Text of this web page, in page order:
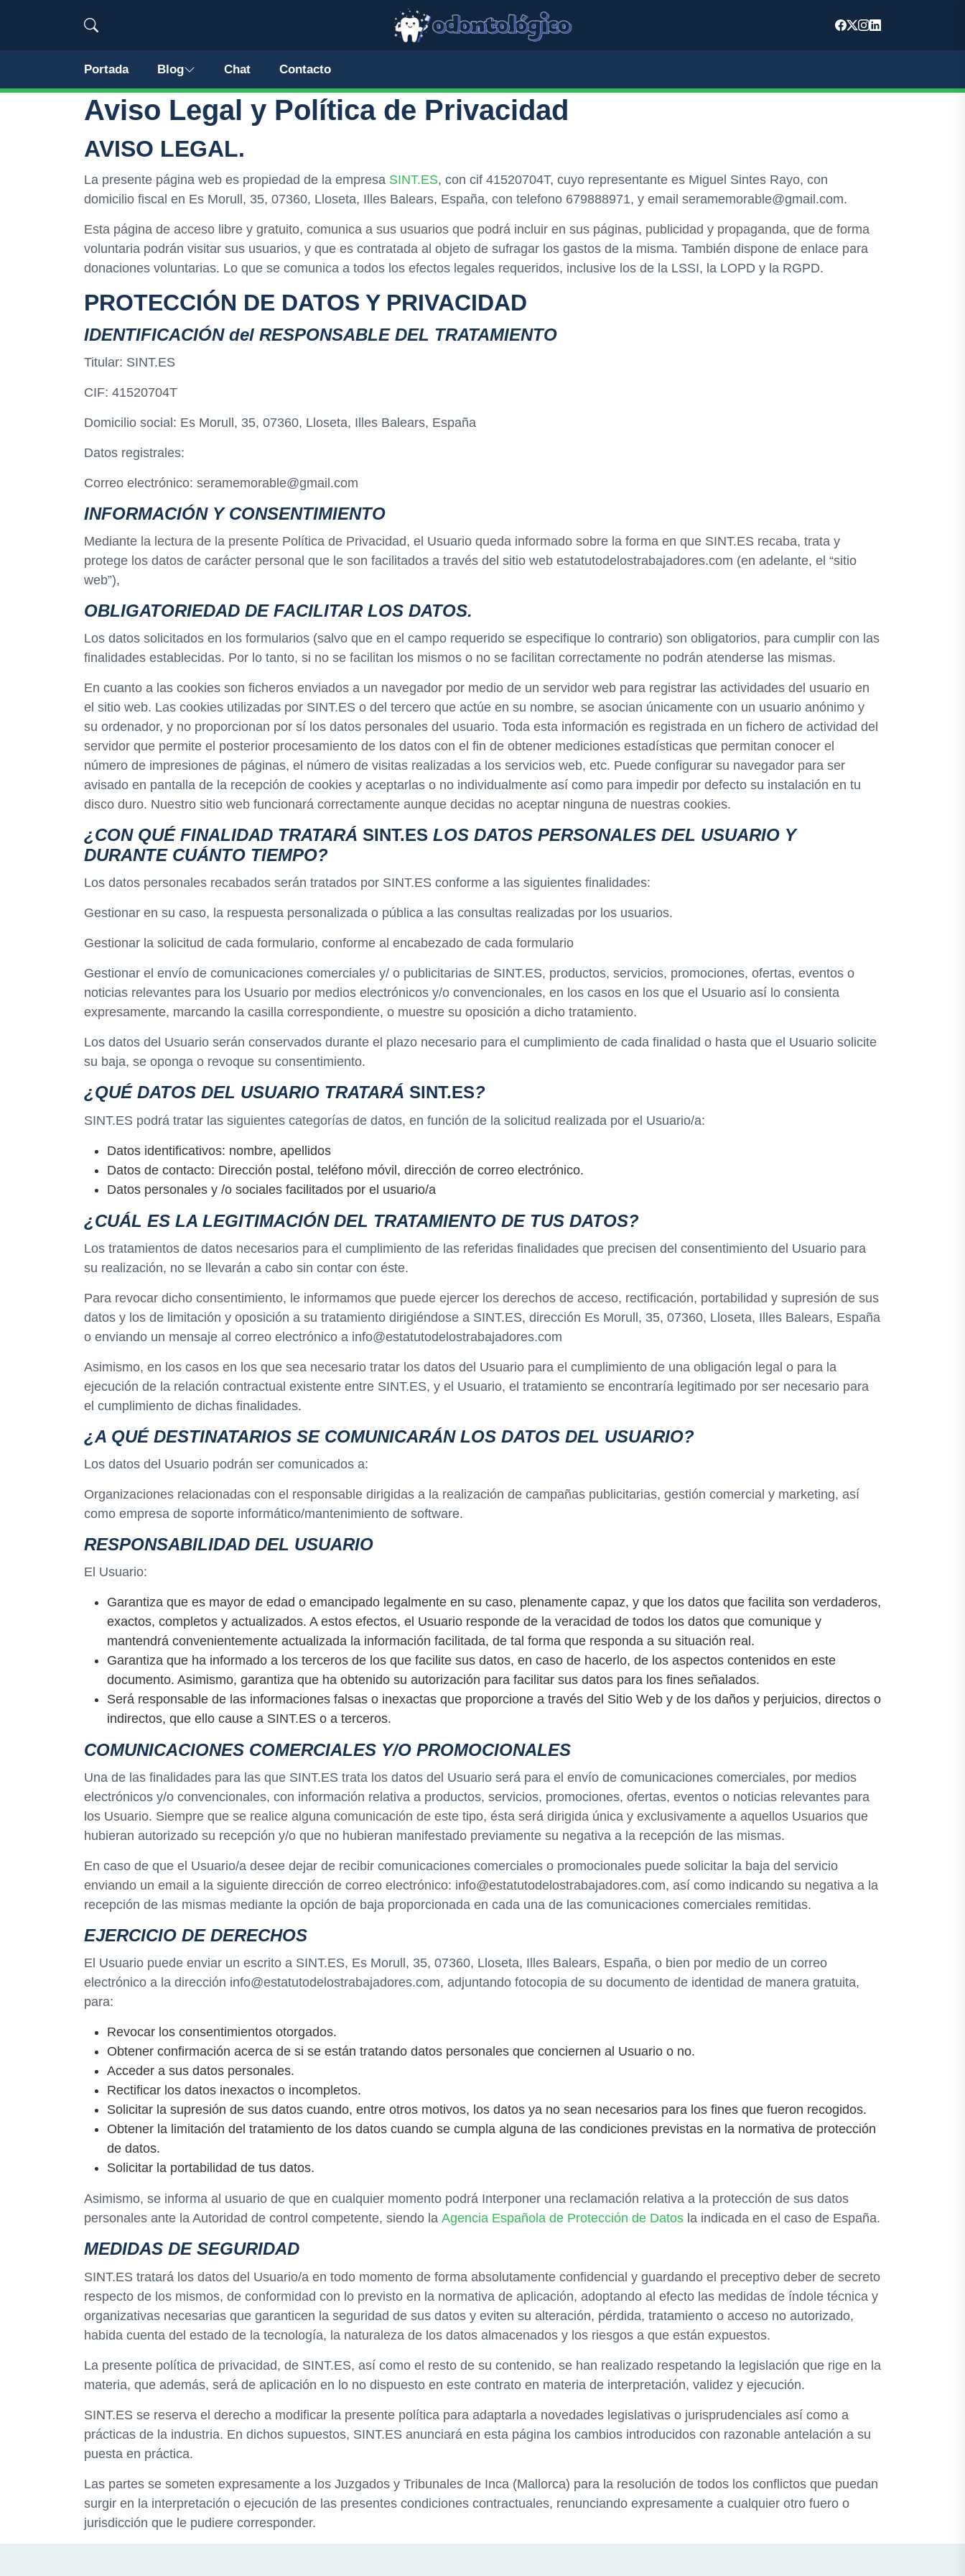
Portada Blog Chat Contacto
Aviso Legal y Política de Privacidad
AVISO LEGAL.
La presente página web es propiedad de la empresa SINT.ES, con cif 41520704T, cuyo representante es Miguel Sintes Rayo, con
domicilio fiscal en Es Morull, 35, 07360, Lloseta, Illes Balears, España, con telefono 679888971, y email seramemorable@gmail.com.
Esta página de acceso libre y gratuito, comunica a sus usuarios que podrá incluir en sus páginas, publicidad y propaganda, que de forma
voluntaria podrán visitar sus usuarios, y que es contratada al objeto de sufragar los gastos de la misma. También dispone de enlace para
donaciones voluntarias. Lo que se comunica a todos los efectos legales requeridos, inclusive los de la LSSI, la LOPD y la RGPD.
PROTECCIÓN DE DATOS Y PRIVACIDAD
IDENTIFICACIÓN del RESPONSABLE DEL TRATAMIENTO
Titular: SINT.ES
CIF: 41520704T
Domicilio social: Es Morull, 35, 07360, Lloseta, Illes Balears, España
Datos registrales:
Correo electrónico: seramemorable@gmail.com
INFORMACIÓN Y CONSENTIMIENTO
Mediante la lectura de la presente Política de Privacidad, el Usuario queda informado sobre la forma en que SINT.ES recaba, trata y
protege los datos de carácter personal que le son facilitados a través del sitio web estatutodelostrabajadores.com (en adelante, el “sitio
web”),
OBLIGATORIEDAD DE FACILITAR LOS DATOS.
Los datos solicitados en los formularios (salvo que en el campo requerido se especifique lo contrario) son obligatorios, para cumplir con las
finalidades establecidas. Por lo tanto, si no se facilitan los mismos o no se facilitan correctamente no podrán atenderse las mismas.
En cuanto a las cookies son ficheros enviados a un navegador por medio de un servidor web para registrar las actividades del usuario en
el sitio web. Las cookies utilizadas por SINT.ES o del tercero que actúe en su nombre, se asocian únicamente con un usuario anónimo y
su ordenador, y no proporcionan por sí los datos personales del usuario. Toda esta información es registrada en un fichero de actividad del
servidor que permite el posterior procesamiento de los datos con el fin de obtener mediciones estadísticas que permitan conocer el
número de impresiones de páginas, el número de visitas realizadas a los servicios web, etc. Puede configurar su navegador para ser
avisado en pantalla de la recepción de cookies y aceptarlas o no individualmente así como para impedir por defecto su instalación en tu
disco duro. Nuestro sitio web funcionará correctamente aunque decidas no aceptar ninguna de nuestras cookies.
¿CON QUÉ FINALIDAD TRATARÁ SINT.ES LOS DATOS PERSONALES DEL USUARIO Y
DURANTE CUÁNTO TIEMPO?
Los datos personales recabados serán tratados por SINT.ES conforme a las siguientes finalidades:
Gestionar en su caso, la respuesta personalizada o pública a las consultas realizadas por los usuarios.
Gestionar la solicitud de cada formulario, conforme al encabezado de cada formulario
Gestionar el envío de comunicaciones comerciales y/ o publicitarias de SINT.ES, productos, servicios, promociones, ofertas, eventos o
noticias relevantes para los Usuario por medios electrónicos y/o convencionales, en los casos en los que el Usuario así lo consienta
expresamente, marcando la casilla correspondiente, o muestre su oposición a dicho tratamiento.
Los datos del Usuario serán conservados durante el plazo necesario para el cumplimiento de cada finalidad o hasta que el Usuario solicite
su baja, se oponga o revoque su consentimiento.
¿QUÉ DATOS DEL USUARIO TRATARÁ SINT.ES?
SINT.ES podrá tratar las siguientes categorías de datos, en función de la solicitud realizada por el Usuario/a:
Datos identificativos: nombre, apellidos
Datos de contacto: Dirección postal, teléfono móvil, dirección de correo electrónico.
Datos personales y /o sociales facilitados por el usuario/a
¿CUÁL ES LA LEGITIMACIÓN DEL TRATAMIENTO DE TUS DATOS?
Los tratamientos de datos necesarios para el cumplimiento de las referidas finalidades que precisen del consentimiento del Usuario para
su realización, no se llevarán a cabo sin contar con éste.
Para revocar dicho consentimiento, le informamos que puede ejercer los derechos de acceso, rectificación, portabilidad y supresión de sus
datos y los de limitación y oposición a su tratamiento dirigiéndose a SINT.ES, dirección Es Morull, 35, 07360, Lloseta, Illes Balears, España
o enviando un mensaje al correo electrónico a info@estatutodelostrabajadores.com
Asimismo, en los casos en los que sea necesario tratar los datos del Usuario para el cumplimiento de una obligación legal o para la
ejecución de la relación contractual existente entre SINT.ES, y el Usuario, el tratamiento se encontraría legitimado por ser necesario para
el cumplimiento de dichas finalidades.
¿A QUÉ DESTINATARIOS SE COMUNICARÁN LOS DATOS DEL USUARIO?
Los datos del Usuario podrán ser comunicados a:
Organizaciones relacionadas con el responsable dirigidas a la realización de campañas publicitarias, gestión comercial y marketing, así
como empresa de soporte informático/mantenimiento de software.
RESPONSABILIDAD DEL USUARIO
El Usuario:
Garantiza que es mayor de edad o emancipado legalmente en su caso, plenamente capaz, y que los datos que facilita son verdaderos,
exactos, completos y actualizados. A estos efectos, el Usuario responde de la veracidad de todos los datos que comunique y
mantendrá convenientemente actualizada la información facilitada, de tal forma que responda a su situación real.
Garantiza que ha informado a los terceros de los que facilite sus datos, en caso de hacerlo, de los aspectos contenidos en este
documento. Asimismo, garantiza que ha obtenido su autorización para facilitar sus datos para los fines señalados.
Será responsable de las informaciones falsas o inexactas que proporcione a través del Sitio Web y de los daños y perjuicios, directos o
indirectos, que ello cause a SINT.ES o a terceros.
COMUNICACIONES COMERCIALES Y/O PROMOCIONALES
Una de las finalidades para las que SINT.ES trata los datos del Usuario será para el envío de comunicaciones comerciales, por medios
electrónicos y/o convencionales, con información relativa a productos, servicios, promociones, ofertas, eventos o noticias relevantes para
los Usuario. Siempre que se realice alguna comunicación de este tipo, ésta será dirigida única y exclusivamente a aquellos Usuarios que
hubieran autorizado su recepción y/o que no hubieran manifestado previamente su negativa a la recepción de las mismas.
En caso de que el Usuario/a desee dejar de recibir comunicaciones comerciales o promocionales puede solicitar la baja del servicio
enviando un email a la siguiente dirección de correo electrónico: info@estatutodelostrabajadores.com, así como indicando su negativa a la
recepción de las mismas mediante la opción de baja proporcionada en cada una de las comunicaciones comerciales remitidas.
EJERCICIO DE DERECHOS
El Usuario puede enviar un escrito a SINT.ES, Es Morull, 35, 07360, Lloseta, Illes Balears, España, o bien por medio de un correo
electrónico a la dirección info@estatutodelostrabajadores.com, adjuntando fotocopia de su documento de identidad de manera gratuita,
para:
Revocar los consentimientos otorgados.
Obtener confirmación acerca de si se están tratando datos personales que conciernen al Usuario o no.
Acceder a sus datos personales.
Rectificar los datos inexactos o incompletos.
Solicitar la supresión de sus datos cuando, entre otros motivos, los datos ya no sean necesarios para los fines que fueron recogidos.
Obtener la limitación del tratamiento de los datos cuando se cumpla alguna de las condiciones previstas en la normativa de protección
de datos.
Solicitar la portabilidad de tus datos.
Asimismo, se informa al usuario de que en cualquier momento podrá Interponer una reclamación relativa a la protección de sus datos
personales ante la Autoridad de control competente, siendo la Agencia Española de Protección de Datos la indicada en el caso de España.
MEDIDAS DE SEGURIDAD
SINT.ES tratará los datos del Usuario/a en todo momento de forma absolutamente confidencial y guardando el preceptivo deber de secreto
respecto de los mismos, de conformidad con lo previsto en la normativa de aplicación, adoptando al efecto las medidas de índole técnica y
organizativas necesarias que garanticen la seguridad de sus datos y eviten su alteración, pérdida, tratamiento o acceso no autorizado,
habida cuenta del estado de la tecnología, la naturaleza de los datos almacenados y los riesgos a que están expuestos.
La presente política de privacidad, de SINT.ES, así como el resto de su contenido, se han realizado respetando la legislación que rige en la
materia, que además, será de aplicación en lo no dispuesto en este contrato en materia de interpretación, validez y ejecución.
SINT.ES se reserva el derecho a modificar la presente política para adaptarla a novedades legislativas o jurisprudenciales así como a
prácticas de la industria. En dichos supuestos, SINT.ES anunciará en esta página los cambios introducidos con razonable antelación a su
puesta en práctica.
Las partes se someten expresamente a los Juzgados y Tribunales de Inca (Mallorca) para la resolución de todos los conflictos que puedan
surgir en la interpretación o ejecución de las presentes condiciones contractuales, renunciando expresamente a cualquier otro fuero o
jurisdicción que le pudiere corresponder.